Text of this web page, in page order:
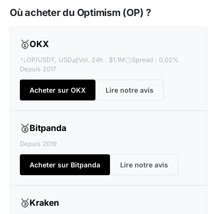
Où acheter du Optimism (OP) ?
🥇OKX
OP/USDT, USD Vol. 24h : $1,1M
Spread : 0,02%
Depuis 2017
Acheter sur OKX Lire notre avis
🥈Bitpanda
Depuis 2019
Acheter sur Bitpanda Lire notre avis
🥉Kraken